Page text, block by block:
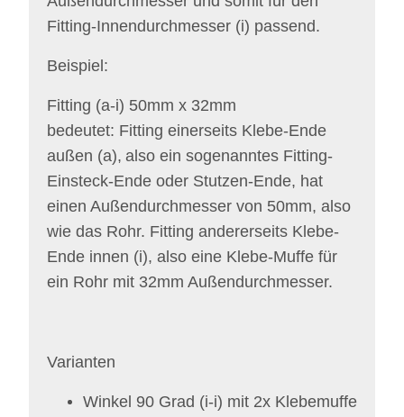
Fitting-Innendurchmesser (i) passend.
Beispiel:
Fitting (a-i) 50mm x 32mm
bedeutet: Fitting einerseits Klebe-Ende
außen (a), also ein sogenanntes Fitting-
Einsteck-Ende oder Stutzen-Ende, hat
einen Außendurchmesser von 50mm, also
wie das Rohr. Fitting andererseits Klebe-
Ende innen (i), also eine Klebe-Muffe für
ein Rohr mit 32mm Außendurchmesser.
Varianten
Winkel 90 Grad (i-i) mit 2x Klebemuffe